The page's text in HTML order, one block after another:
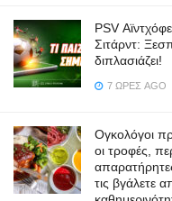
PSV
Σιτάρντ:
διπλασιάζει!
7 ΏΡΕΣ AGO
Ογκολόγοι
οι τροφές,
τις βγάλετε